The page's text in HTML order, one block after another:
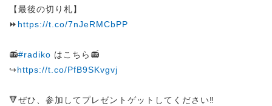
【最後の切り札】
⏩ https://t.co/7nJeRMCbPP
📻#radiko はこちら📻
↪︎https://t.co/PfB9SKvgvj
🔻ぜひ、参加してプレゼントゲットしてください‼